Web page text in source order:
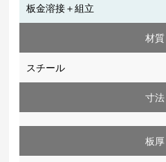
板金溶接＋組立
材質
スチール
寸法
板厚